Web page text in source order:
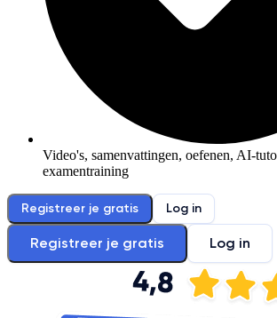
Video's, samenvattingen, oefenen, AI-
examentraining
Registreer je gratis Log in
Registreer je gratis Log in